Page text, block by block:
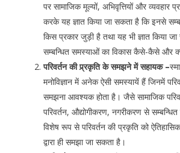
पर सामाजिक मूल्यों, अभिवृत्तियों और व्यवहार
करके यह ज्ञात किया जा सकता है कि इनसे
किस प्रकार जुड़ी है तथा यह भी ज्ञात किया
सम्बन्धित समस्याओं का विकास कैसे-कैसे और
परिवर्तन की प्र्रकृति के समझने में सहायक –
मनोविज्ञान में अनेक ऐसी समस्यायें हैं जिनमें
समझना आवश्यक होता है। जैसे सामाजिक
परिवर्तन, औद्योगीकरण, नगरीकरण से
विशेष रूप से परिवर्तन की प्रकृति को
द्वारा ही समझा जा सकता है।